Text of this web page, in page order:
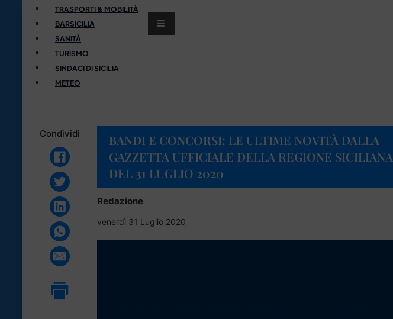
TRASPORTI & MOBILITÀ
BARSICILIA
SANITÀ
TURISMO
SINDACI DI SICILIA
METEO
Condividi
BANDI E CONCORSI: LE ULTIME NOVITÀ DALLA
GAZZETTA UFFICIALE DELLA REGIONE SICILIANA
DEL 31 LUGLIO 2020
Redazione
venerdì 31 Luglio 2020